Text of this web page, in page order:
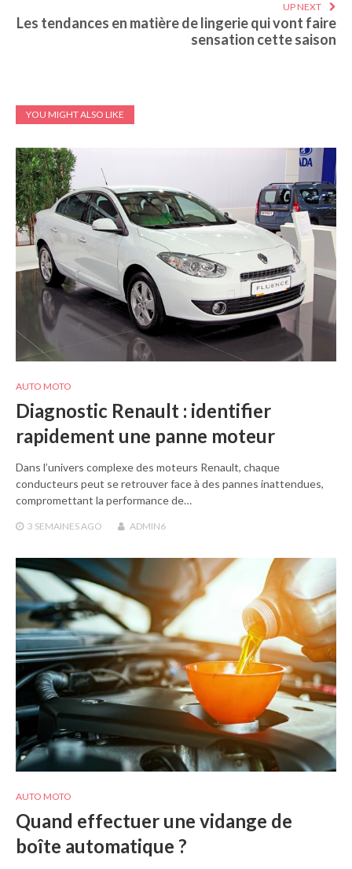
UP NEXT
Les tendances en matière de lingerie qui vont faire
sensation cette saison
YOU MIGHT ALSO LIKE
AUTO MOTO
Diagnostic Renault : identifier
rapidement une panne moteur
Dans l’univers complexe des moteurs Renault, chaque
conducteurs peut se retrouver face à des pannes inattendues,
compromettant la performance de…
3 SEMAINES AGO ADMIN6
AUTO MOTO
Quand effectuer une vidange de
boîte automatique ?